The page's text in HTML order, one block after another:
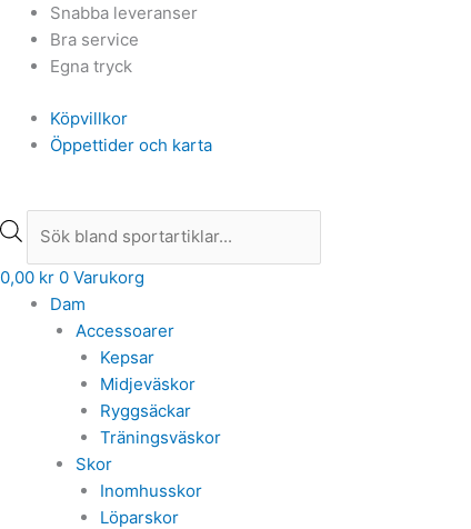
Hoppa
innehåll
Snabba leveranser
Bra service
Egna tryck
Köpvillkor
Öppettider och karta
Products
search
0,00 kr 0 Varukorg
Dam
Accessoarer
Kepsar
Midjeväskor
Ryggsäckar
Träningsväskor
Skor
Inomhusskor
Löparskor
Products
search